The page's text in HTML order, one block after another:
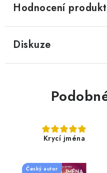
Hodnocení
Diskuze
Krycí jména
Český autor